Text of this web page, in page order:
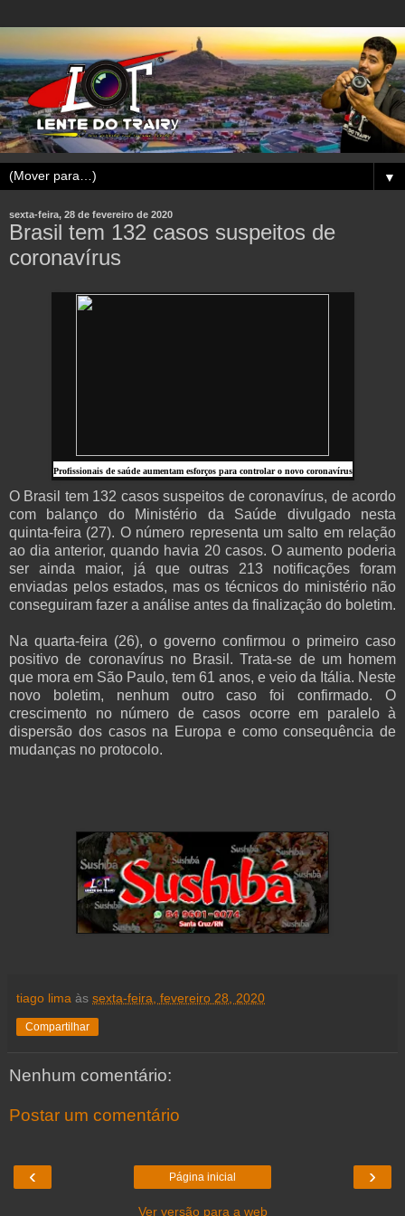
▼
sexta-feira, 28 de fevereiro de 2020
Brasil tem 132 casos suspeitos de
coronavírus
Profissionais de saúde aumentam esforços para controlar o novo coronavírus
O Brasil tem 132 casos suspeitos de coronavírus, de acordo
com balanço do Ministério da Saúde divulgado nesta
quinta-feira (27). O número representa um salto em relação
ao dia anterior, quando havia 20 casos. O aumento poderia
ser ainda maior, já que outras 213 notificações foram
enviadas pelos estados, mas os técnicos do ministério não
conseguiram fazer a análise antes da finalização do boletim.
Na quarta-feira (26), o governo confirmou o primeiro caso
positivo de coronavírus no Brasil. Trata-se de um homem
que mora em São Paulo, tem 61 anos, e veio da Itália. Neste
novo boletim, nenhum outro caso foi confirmado. O
crescimento no número de casos ocorre em paralelo à
dispersão dos casos na Europa e como consequência de
mudanças no protocolo.
tiago lima às sexta-feira, fevereiro 28, 2020
Compartilhar
Nenhum comentário:
Postar um comentário
‹ ›
Página inicial
Ver versão para a web